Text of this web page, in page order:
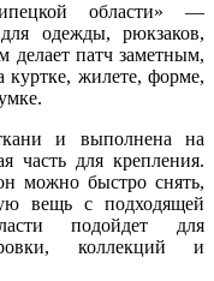
области» —
одежды, рюкзаков,
делает патч заметным,
жилете, форме,
и выполнена на
часть для крепления.
можно быстро снять,
вещь с подходящей
подойдет для
коллекций и